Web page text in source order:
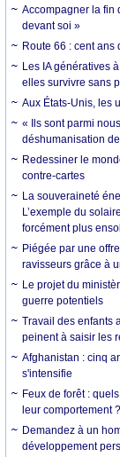
Accompagner la fin
devant soi »
Route 66 : cent ans
Les IA génératives
elles survivre sans
Aux États-Unis, les
« Ils sont parmi
déshumanisation
Redessiner le
contre-cartes
La souveraineté
L’exemple du
forcément plus
Piégée par une
ravisseurs grâce à
Le projet du
guerre potentiels
Travail des enfants
peinent à saisir les
Afghanistan : cinq
s'intensifie
Feux de forêt :
leur comportement ?
Demandez à un
développement